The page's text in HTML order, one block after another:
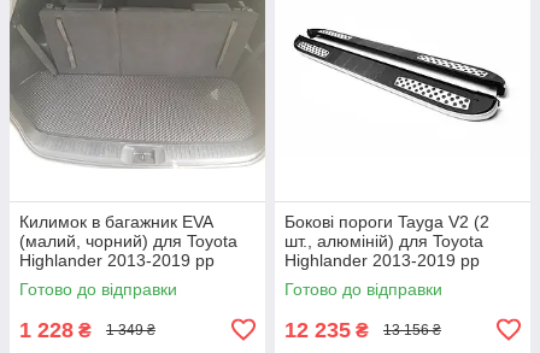
Килимок в багажник EVA
(малий, чорний) для Toyota
Highlander 2013-2019 рр
Готово до відправки
1 228 ₴ 1 349 ₴
Бокові пороги Tayga V2 (2
шт., алюміній) для Toyota
Highlander 2013-2019 рр
Готово до відправки
12 235 ₴ 13 156 ₴